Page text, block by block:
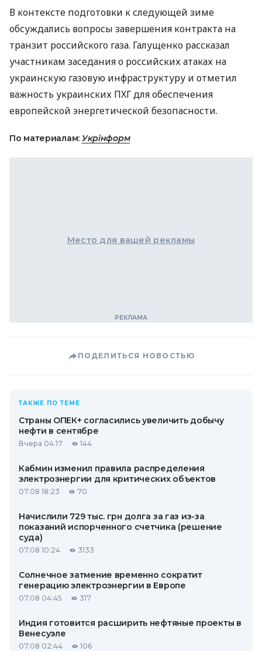
В контексте подготовки к следующей зиме
обсуждались вопросы завершения контракта на
транзит российского газа. Галущенко рассказал
участникам заседания о российских атаках на
украинскую газовую инфраструктуру и отметил
важность украинских ПХГ для обеспечения
европейской энергетической безопасности.
По материалам: Укрінформ
Место для вашей рекламы
ПОДЕЛИТЬСЯ НОВОСТЬЮ
ТАКЖЕ ПО ТЕМЕ
Страны ОПЕК+ согласились увеличить добычу
нефти в сентябре
Вчера 04:17 144
Кабмин изменил правила распределения
электроэнергии для критических объектов
07.08 18:23 70
Начислили 729 тыс. грн долга за газ из-за
показаний испорченного счетчика (решение
суда)
07.08 10:24 3133
Солнечное затмение временно сократит
генерацию электроэнергии в Европе
07.08 04:45 317
Индия готовится расширить нефтяные проекты в
Венесуэле
07.08 02:44 106